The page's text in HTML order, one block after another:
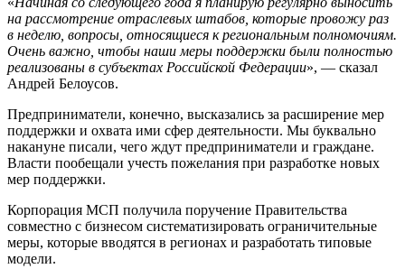
на рассмотрение отраслевых штабов, которые провожу раз
в неделю, вопросы, относящиеся к региональным полномочиям.
Очень важно, чтобы наши меры поддержки были полностью
реализованы в субъектах Российской Федерации», — сказал
Андрей Белоусов.
Предприниматели, конечно, высказались за расширение мер
поддержки и охвата ими сфер деятельности. Мы буквально
накануне писали, чего ждут предприниматели и граждане.
Власти пообещали учесть пожелания при разработке новых
мер поддержки.
Корпорация МСП получила поручение Правительства
совместно с бизнесом систематизировать ограничительные
меры, которые вводятся в регионах и разработать типовые
модели.